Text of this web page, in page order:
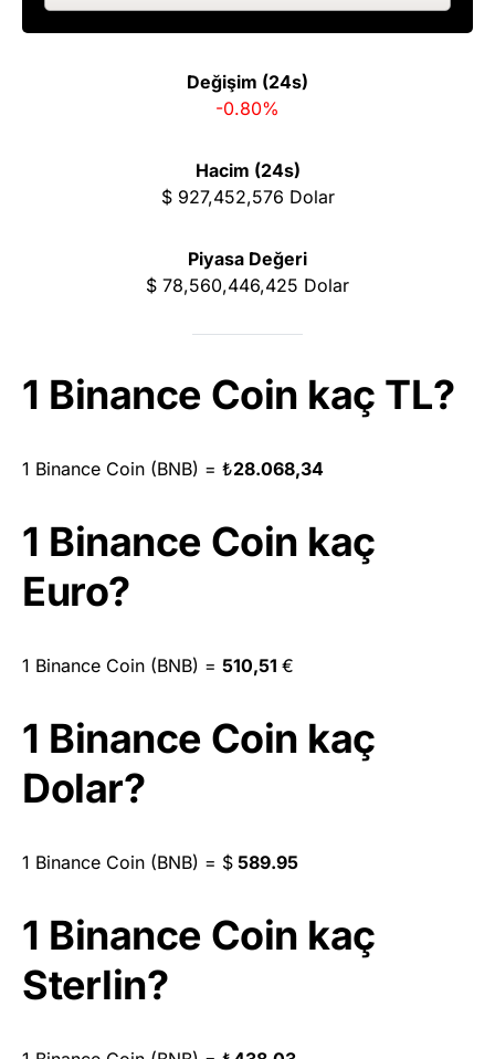
Değişim (24s)
-0.80%
Hacim (24s)
$ 927,452,576 Dolar
Piyasa Değeri
$ 78,560,446,425 Dolar
1 Binance Coin kaç TL?
1 Binance Coin (BNB) = ₺28.068,34
1 Binance Coin kaç
Euro?
1 Binance Coin (BNB) = 510,51 €
1 Binance Coin kaç
Dolar?
1 Binance Coin (BNB) = $ 589.95
1 Binance Coin kaç
Sterlin?